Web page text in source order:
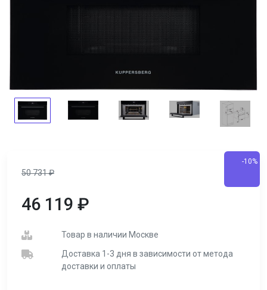
50 731₽
-10%
46 119 ₽
Товар в наличии Москве
Доставка 1-3 дня в зависимости от метода
доставки и оплаты